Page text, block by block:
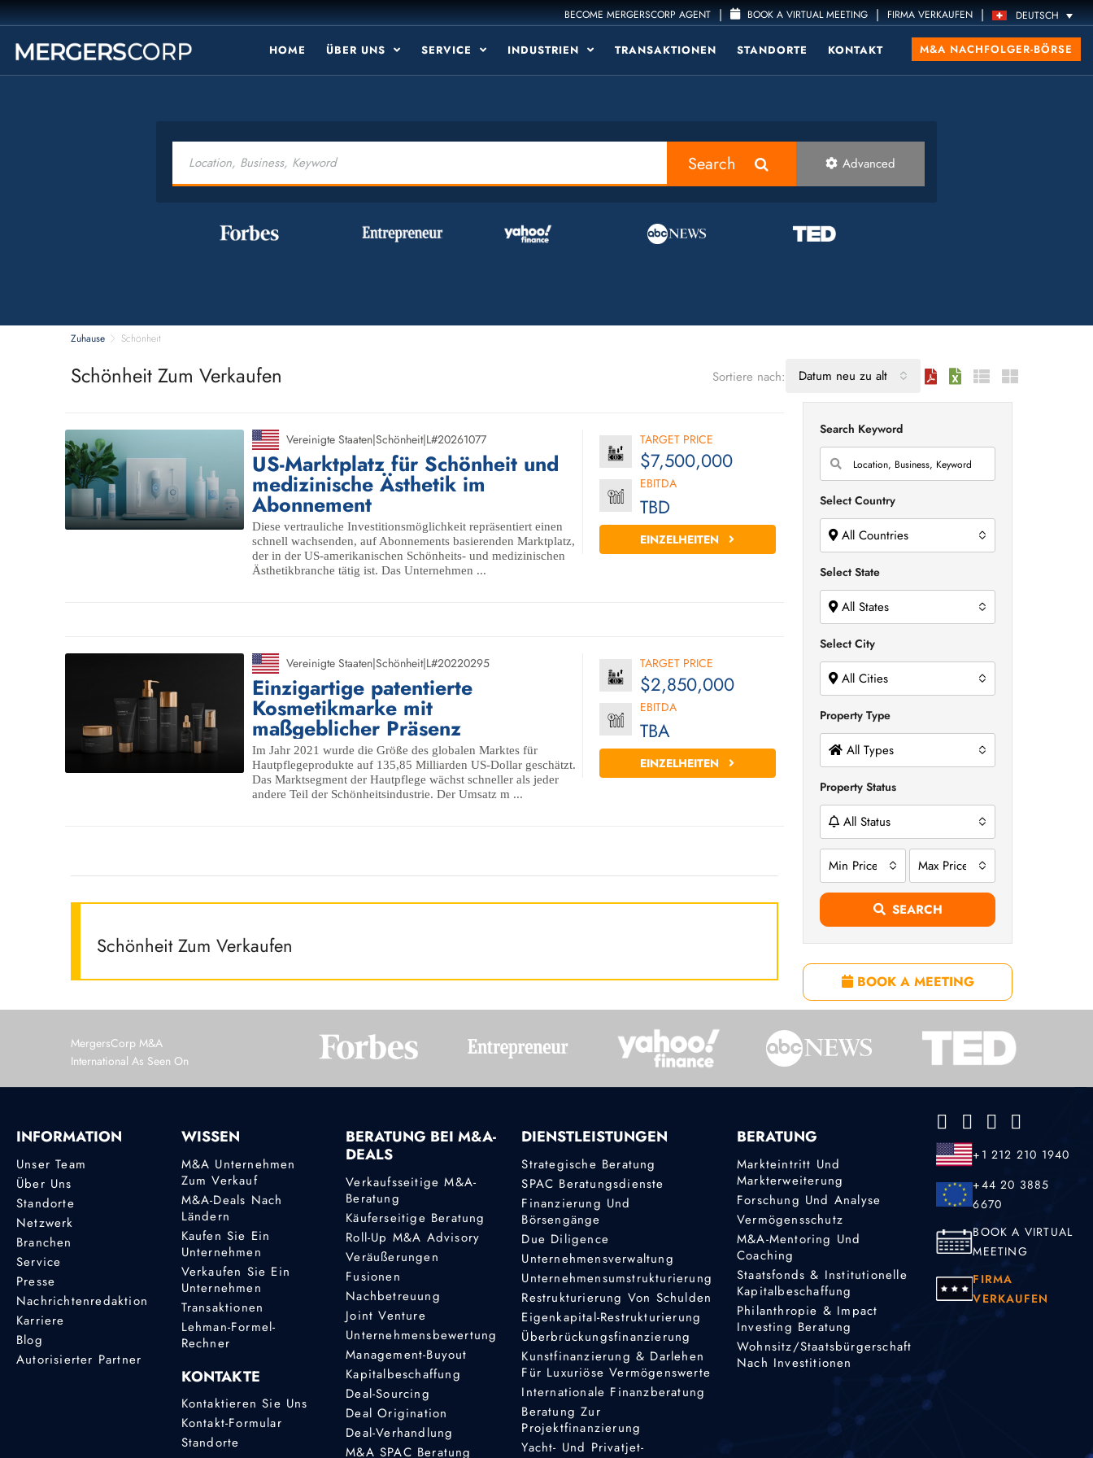
BECOME MERGERSCORP AGENT | BOOK A VIRTUAL MEETING | FIRMA VERKAUFEN | DEUTSCH
HOME ÜBER UNS SERVICE INDUSTRIEN TRANSAKTIONEN STANDORTE KONTAKT M&A NACHFOLGER-BÖRSE
Search Advanced
Zuhause Schönheit
Schönheit Zum Verkaufen Sortiere nach: Datum neu zu alt
Vereinigte Staaten|Schönheit|L#20261077
US-Marktplatz für Schönheit und
medizinische Ästhetik im
Abonnement
Diese vertrauliche Investitionsmöglichkeit repräsentiert einen
schnell wachsenden, auf Abonnements basierenden Marktplatz,
der in der US-amerikanischen Schönheits- und medizinischen
Ästhetikbranche tätig ist. Das Unternehmen ...
TARGET PRICE
$7,500,000
EBITDA
TBD
EINZELHEITEN
Vereinigte Staaten|Schönheit|L#20220295
Einzigartige patentierte
Kosmetikmarke mit
maßgeblicher Präsenz
Im Jahr 2021 wurde die Größe des globalen Marktes für
Hautpflegeprodukte auf 135,85 Milliarden US-Dollar geschätzt.
Das Marktsegment der Hautpflege wächst schneller als jeder
andere Teil der Schönheitsindustrie. Der Umsatz m ...
TARGET PRICE
$2,850,000
EBITDA
TBA
EINZELHEITEN
Schönheit Zum Verkaufen
Search Keyword
Select Country
All Countries
Select State
All States
Select City
All Cities
Property Type
All Types
Property Status
All Status
Min Price Max Price
SEARCH
BOOK A MEETING
MergersCorp M&A
International As Seen On
INFORMATION
Unser Team
Über Uns
Standorte
Netzwerk
Branchen
Service
Presse
Nachrichtenredaktion
Karriere
Blog
Autorisierter Partner
WISSEN
M&A Unternehmen
Zum Verkauf
M&A-Deals Nach
Ländern
Kaufen Sie Ein
Unternehmen
Verkaufen Sie Ein
Unternehmen
Transaktionen
Lehman-Formel-
Rechner
KONTAKTE
Kontaktieren Sie Uns
Kontakt-Formular
Standorte
BERATUNG BEI M&A-
DEALS
Verkaufsseitige M&A-
Beratung
Käuferseitige Beratung
Roll-Up M&A Advisory
Veräußerungen
Fusionen
Nachbetreuung
Joint Venture
Unternehmensbewertung
Management-Buyout
Kapitalbeschaffung
Deal-Sourcing
Deal Origination
Deal-Verhandlung
M&A SPAC Beratung
DIENSTLEISTUNGEN
Strategische Beratung
SPAC Beratungsdienste
Finanzierung Und
Börsengänge
Due Diligence
Unternehmensverwaltung
Unternehmensumstrukturierung
Restrukturierung Von Schulden
Eigenkapital-Restrukturierung
Überbrückungsfinanzierung
Kunstfinanzierung & Darlehen
Für Luxuriöse Vermögenswerte
Internationale Finanzberatung
Beratung Zur
Projektfinanzierung
Yacht- Und Privatjet-
BERATUNG
Markteintritt Und
Markterweiterung
Forschung Und Analyse
Vermögensschutz
M&A-Mentoring Und
Coaching
Staatsfonds & Institutionelle
Kapitalbeschaffung
Philanthropie & Impact
Investing Beratung
Wohnsitz/Staatsbürgerschaft
Nach Investitionen
+1 212 210 1940
+44 20 3885
6670
BOOK A VIRTUAL
MEETING
FIRMA
VERKAUFEN